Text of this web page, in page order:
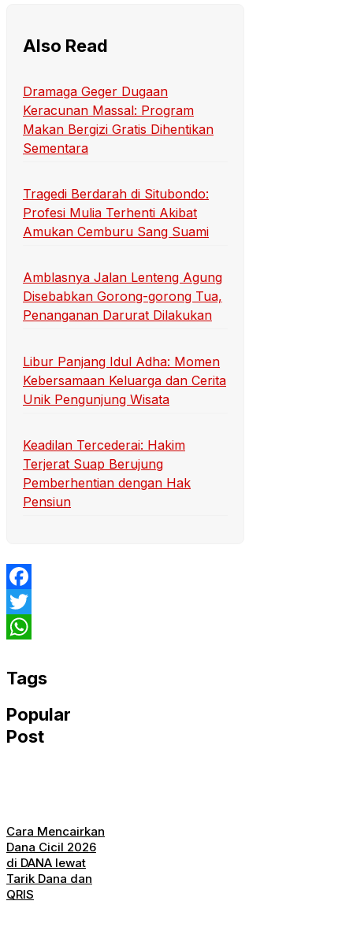
Also Read
Dramaga Geger Dugaan
Keracunan Massal: Program
Makan Bergizi Gratis Dihentikan
Sementara
Tragedi Berdarah di Situbondo:
Profesi Mulia Terhenti Akibat
Amukan Cemburu Sang Suami
Amblasnya Jalan Lenteng Agung
Disebabkan Gorong-gorong Tua,
Penanganan Darurat Dilakukan
Libur Panjang Idul Adha: Momen
Kebersamaan Keluarga dan Cerita
Unik Pengunjung Wisata
Keadilan Tercederai: Hakim
Terjerat Suap Berujung
Pemberhentian dengan Hak
Pensiun
Facebook
Twitter
Tags
Popular
Post
Cara Mencairkan
Dana Cicil 2026
di DANA lewat
Tarik Dana dan
QRIS